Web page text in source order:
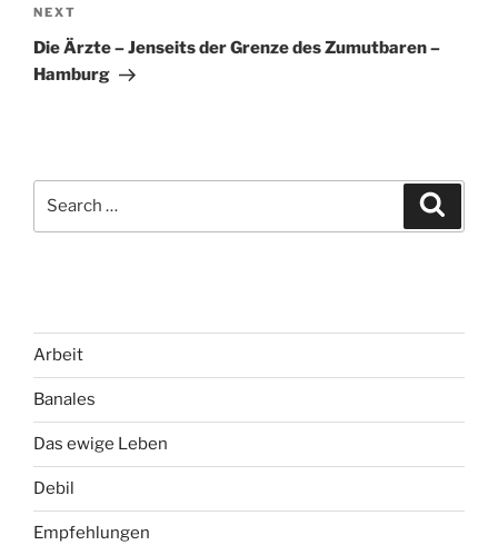
Next
Post
NEXT
Die Ärzte – Jenseits der Grenze des Zumutbaren –
Hamburg
Arbeit
Banales
Das ewige Leben
Debil
Empfehlungen